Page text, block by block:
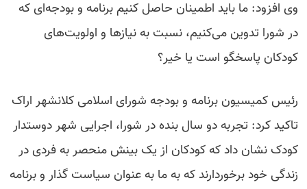
وی افزود: ما باید اطمینان حاصل کنیم برنامه و بودجه‌ای که
در شورا تدوین می‌کنیم، نسبت به نیازها و اولویت‌های
کودکان پاسخگو است یا خیر؟
رئیس کمیسیون برنامه و بودجه شورای اسلامی کلانشهر اراک
تاکید کرد: تجربه دو سال بنده در شورا، اجرایی شهر دوستدار
کودک نشان داد که کودکان از یک بینش منحصر به فردی در
زندگی خود برخوردارند که به ما به عنوان سیاست گذار و برنامه